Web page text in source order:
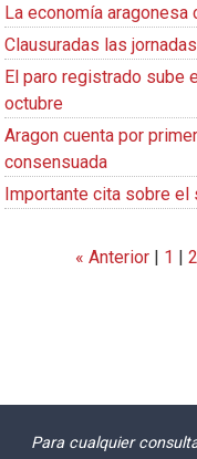
La economía aragonesa
Clausuradas las
El paro registrado sube
octubre
Aragon cuenta por
consensuada
Importante cita sobre el
« Anterior | 1 | 2
Para cualquier